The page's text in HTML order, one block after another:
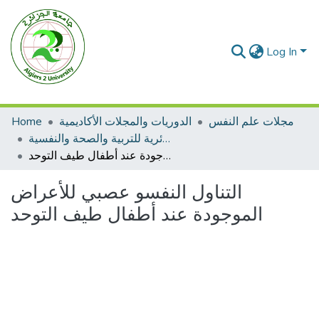
Log In
Home الدوريات والمجلات الأكاديمية
مجلات علم النفس
المجلة الجزائرية للتربية والصحة والنفسية
التناول النفسو عصبي للأعراض الموجودة عند أطفال طيف التوحد
التناول النفسو عصبي للأعراض
الموجودة عند أطفال طيف التوحد